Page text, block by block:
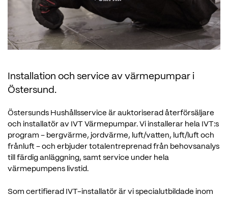
Installation och service av värmepumpar i
Östersund.
Östersunds Hushållsservice är auktoriserad återförsäljare
och installatör av IVT Värmepumpar. Vi installerar hela IVT:s
program – bergvärme, jordvärme, luft/vatten, luft/luft och
frånluft – och erbjuder totalentreprenad från behovsanalys
till färdig anläggning, samt service under hela
värmepumpens livstid.
Som certifierad IVT-installatör är vi specialutbildade inom